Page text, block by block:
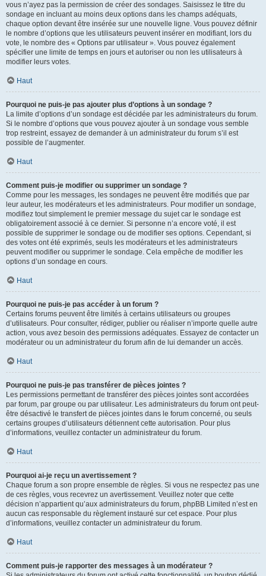
vous n’ayez pas la permission de créer des sondages. Saisissez le titre du
sondage en incluant au moins deux options dans les champs adéquats,
chaque option devant être insérée sur une nouvelle ligne. Vous pouvez définir
le nombre d’options que les utilisateurs peuvent insérer en modifiant, lors du
vote, le nombre des « Options par utilisateur ». Vous pouvez également
spécifier une limite de temps en jours et autoriser ou non les utilisateurs à
modifier leurs votes.
Haut
Pourquoi ne puis-je pas ajouter plus d’options à un sondage ?
La limite d’options d’un sondage est décidée par les administrateurs du forum.
Si le nombre d’options que vous pouvez ajouter à un sondage vous semble
trop restreint, essayez de demander à un administrateur du forum s’il est
possible de l’augmenter.
Haut
Comment puis-je modifier ou supprimer un sondage ?
Comme pour les messages, les sondages ne peuvent être modifiés que par
leur auteur, les modérateurs et les administrateurs. Pour modifier un sondage,
modifiez tout simplement le premier message du sujet car le sondage est
obligatoirement associé à ce dernier. Si personne n’a encore voté, il est
possible de supprimer le sondage ou de modifier ses options. Cependant, si
des votes ont été exprimés, seuls les modérateurs et les administrateurs
peuvent modifier ou supprimer le sondage. Cela empêche de modifier les
options d’un sondage en cours.
Haut
Pourquoi ne puis-je pas accéder à un forum ?
Certains forums peuvent être limités à certains utilisateurs ou groupes
d’utilisateurs. Pour consulter, rédiger, publier ou réaliser n’importe quelle autre
action, vous avez besoin des permissions adéquates. Essayez de contacter un
modérateur ou un administrateur du forum afin de lui demander un accès.
Haut
Pourquoi ne puis-je pas transférer de pièces jointes ?
Les permissions permettant de transférer des pièces jointes sont accordées
par forum, par groupe ou par utilisateur. Les administrateurs du forum ont peut-
être désactivé le transfert de pièces jointes dans le forum concerné, ou seuls
certains groupes d’utilisateurs détiennent cette autorisation. Pour plus
d’informations, veuillez contacter un administrateur du forum.
Haut
Pourquoi ai-je reçu un avertissement ?
Chaque forum a son propre ensemble de règles. Si vous ne respectez pas une
de ces règles, vous recevrez un avertissement. Veuillez noter que cette
décision n’appartient qu’aux administrateurs du forum, phpBB Limited n’est en
aucun cas responsable du règlement instauré sur cet espace. Pour plus
d’informations, veuillez contacter un administrateur du forum.
Haut
Comment puis-je rapporter des messages à un modérateur ?